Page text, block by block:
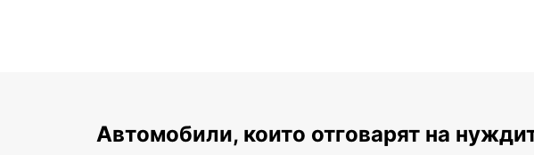
Автомобили, които отговарят на